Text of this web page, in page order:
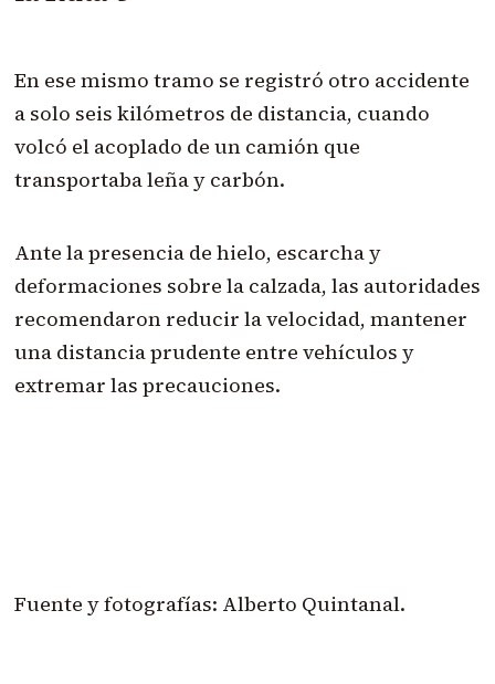
En ese mismo tramo se registró otro accidente
a solo seis kilómetros de distancia, cuando
volcó el acoplado de un camión que
transportaba leña y carbón.
Ante la presencia de hielo, escarcha y
deformaciones sobre la calzada, las autoridades
recomendaron reducir la velocidad, mantener
una distancia prudente entre vehículos y
extremar las precauciones.
Fuente y fotografías: Alberto Quintanal.